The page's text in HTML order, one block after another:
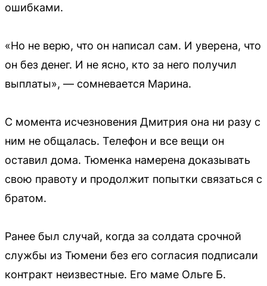
ошибками.
«Но не верю, что он написал сам. И уверена, что
он без денег. И не ясно, кто за него получил
выплаты», — сомневается Марина.
С момента исчезновения Дмитрия она ни разу с
ним не общалась. Телефон и все вещи он
оставил дома. Тюменка намерена доказывать
свою правоту и продолжит попытки связаться с
братом.
Ранее был случай, когда за солдата срочной
службы из Тюмени без его согласия подписали
контракт неизвестные. Его маме Ольге Б.